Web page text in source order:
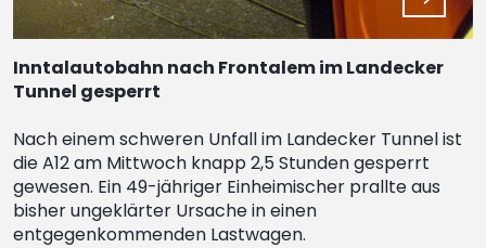
Inntalautobahn nach Frontalem im Landecker
Tunnel gesperrt
Nach einem schweren Unfall im Landecker Tunnel ist
die A12 am Mittwoch knapp 2,5 Stunden gesperrt
gewesen. Ein 49-jähriger Einheimischer prallte aus
bisher ungeklärter Ursache in einen
entgegenkommenden Lastwagen.